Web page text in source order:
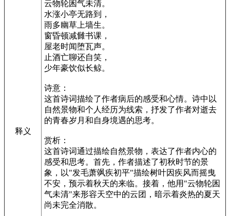
释义
云物轮囷气未清。
水涨小亭无路到，
雨多幽草上墙生。
窗昏顿减雠书课，
屋老时闻堕瓦声。
止酒亡聊还自笑，
少年豪饮似长鲸。
诗意：
这首诗词描绘了作者病后的感受和心情。诗中以
自然景物和个人经历为线索，抒发了作者对逝去
的青春岁月和自身境遇的思考。
赏析：
这首诗词通过描绘自然景物，表达了作者内心的
感受和思考。首先，作者描述了初秋时节的景
象，以"发毛萧飒疾初平"描绘树叶因疾风而摇曳
不安，预示着秋天的来临。接着，他用"云物轮囷
气未清"来形容天空中的云团，暗示着炎热的夏天
尚未完全消散。